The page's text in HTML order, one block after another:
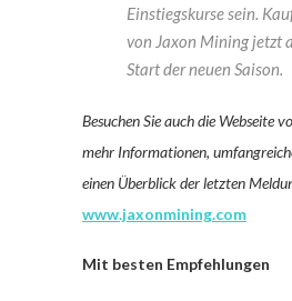
Einstiegskurse sein.
von Jaxon Mining jetzt
Start der neuen Saison.
Besuchen Sie auch die Webseite
mehr Informationen,
einen Überblick der letzten
www.jaxonmining.com
Mit besten Empfehlungen